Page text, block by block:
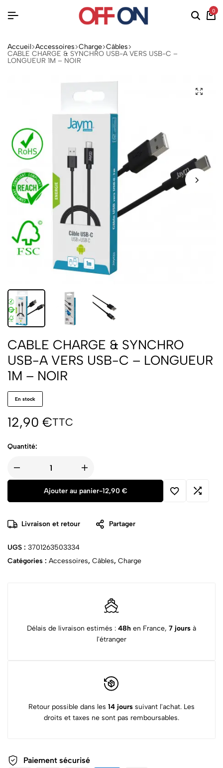
0
Accueil Accessoires Charge Câbles
CABLE CHARGE & SYNCHRO USB-A VERS USB-C –
LONGUEUR 1M – NOIR
CABLE CHARGE & SYNCHRO
USB-A VERS USB-C – LONGUEUR
1M – NOIR
En stock
12,90 €TTC
Quantité:
Ajouter au panier-12,90 €
Livraison et retour Partager
UGS : 3701263503334
Catégories : Accessoires, Câbles, Charge
Délais de livraison estimés : 48h en France, 7 jours à
l'étranger
Retour possible dans les 14 jours suivant l'achat. Les
droits et taxes ne sont pas remboursables.
Paiement sécurisé